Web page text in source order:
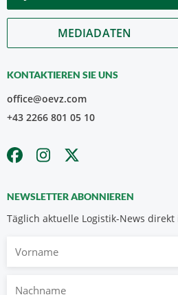
MEDIADATEN
KONTAKTIEREN SIE UNS
office@oevz.com
+43 2266 801 05 10
NEWSLETTER ABONNIEREN
Täglich aktuelle Logistik-News direkt
Nachname